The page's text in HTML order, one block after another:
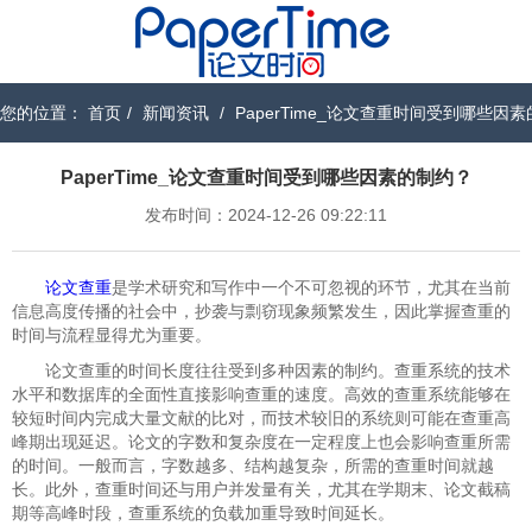
您的位置： 首页 / 新闻资讯 / PaperTime_论文查重时间受到哪些因素
PaperTime_论文查重时间受到哪些因素的制约？
发布时间：2024-12-26 09:22:11
论文查重是学术研究和写作中一个不可忽视的环节，尤其在当前
信息高度传播的社会中，抄袭与剽窃现象频繁发生，因此掌握查重的
时间与流程显得尤为重要。
论文查重的时间长度往往受到多种因素的制约。查重系统的技术
水平和数据库的全面性直接影响查重的速度。高效的查重系统能够在
较短时间内完成大量文献的比对，而技术较旧的系统则可能在查重高
峰期出现延迟。论文的字数和复杂度在一定程度上也会影响查重所需
的时间。一般而言，字数越多、结构越复杂，所需的查重时间就越
长。此外，查重时间还与用户并发量有关，尤其在学期末、论文截稿
期等高峰时段，查重系统的负载加重导致时间延长。